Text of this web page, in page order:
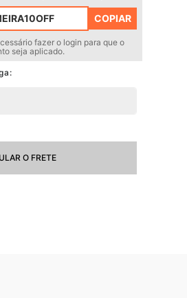
COPIAR
fazer o login para que o
seja aplicado.
O FRETE